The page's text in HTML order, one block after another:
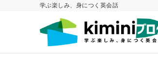
学ぶ楽しみ、身につく英会話